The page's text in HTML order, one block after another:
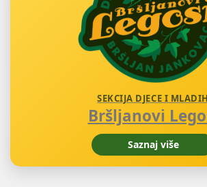
SEKCIJA DJECE I MLADIH
Bršljanovi
Saznaj više